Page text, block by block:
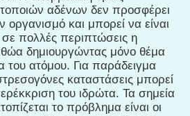
αδένων δεν προσφέρει
και μπορεί να είναι
πολλές περιπτώσεις η
δημιουργώντας μόνο θέμα
του ατόμου. Για παράδειγμα
καταστάσεις μπορεί
του ιδρώτα. Τα σημεία
το πρόβλημα είναι οι